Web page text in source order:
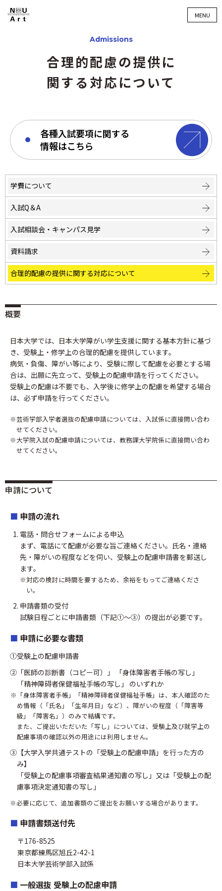
MENU
Admissions
合理的配慮の提供に
関する対応について
各種入試要項に関する
情報はこちら
学費について
入試Q＆A
入試相談会・ キャンパス見学
資料請求
合理的配慮の提供に関する対応について
概要
日本大学では、日本大学障がい学生支援に関する基本方針に基づ
き、受験上・修学上の合理的配慮を提供しています。
病気・負傷、障がい等により、受験に際して配慮を必要とする場
合は、出願に先立って、受験上の配慮申請を行ってください。
受験上の配慮は不要でも、入学後に修学上の配慮を希望する場合
は、必ず申請を行ってください。
芸術学部入学者選抜の配慮申請については、入試係に直接問い合わ
せてください。
大学院入試の配慮申請については、教務課大学院係に直接問い合わ
せてください。
申請について
申請の流れ
電話・問合せフォームによる申込
まず、電話にて配慮が必要な旨ご連絡ください。氏名・連絡
先・障がいの程度などを伺い、受験上の配慮申請書を郵送し
ます。
対応の検討に時間を要するため、余裕をもってご連絡くださ
い。
申請書類の受付
試験日程ごとに申請書類（下記①～③）の提出が必要です。
申請に必要な書類
受験上の配慮申請書
「医師の診断書（コピー可）」
「身体障害者手帳の写し」
「精神障碍者保健福祉手帳の写し」
のいずれか
「身体障害者手帳」「精神障碍者保健福祉手帳」は、本人確認のた
め情報（「氏名」「生年月日」など）、障がいの程度（「障害等
級」「障害名」）のみで結構です。
また、ご提出いただいた「写し」については、受験上及び就学上の
配慮事項の確認以外の用途には利用しません。
【大学入学共通テストの「受験上の配慮申請」を行った方の
み】
「受験上の配慮事項審査結果通知書の写し」又は「受験上の配
慮事項決定通知書の写し」
必要に応じて、追加書類のご提出をお願いする場合があります。
申請書類送付先
〒176-8525
東京都練馬区旭丘2-42-1
日本大学芸術学部入試係
一般選抜 受験上の配慮申請